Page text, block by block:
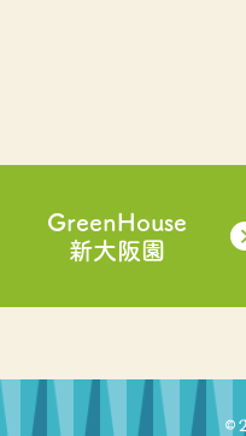
GreenHouse
新大阪園
©